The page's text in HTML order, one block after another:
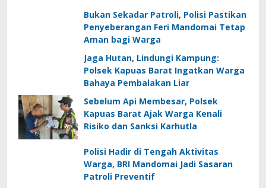
Bukan Sekadar Patroli, Polisi Pastikan
Penyeberangan Feri Mandomai Tetap
Aman bagi Warga
Jaga Hutan, Lindungi Kampung:
Polsek Kapuas Barat Ingatkan Warga
Bahaya Pembalakan Liar
Sebelum Api Membesar, Polsek
Kapuas Barat Ajak Warga Kenali
Risiko dan Sanksi Karhutla
Polisi Hadir di Tengah Aktivitas
Warga, BRI Mandomai Jadi Sasaran
Patroli Preventif